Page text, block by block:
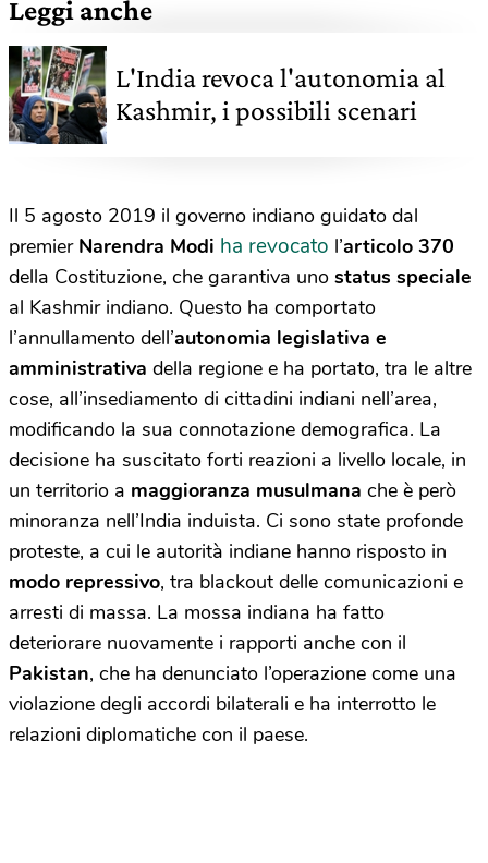
Leggi anche
L'India revoca l'autonomia al
Kashmir, i possibili scenari
Il 5 agosto 2019 il governo indiano guidato dal
premier Narendra Modi ha revocato l’articolo 370
della Costituzione, che garantiva uno status speciale
al Kashmir indiano. Questo ha comportato
l’annullamento dell’autonomia legislativa e
amministrativa della regione e ha portato, tra le altre
cose, all’insediamento di cittadini indiani nell’area,
modificando la sua connotazione demografica. La
decisione ha suscitato forti reazioni a livello locale, in
un territorio a maggioranza musulmana che è però
minoranza nell’India induista. Ci sono state profonde
proteste, a cui le autorità indiane hanno risposto in
modo repressivo, tra blackout delle comunicazioni e
arresti di massa. La mossa indiana ha fatto
deteriorare nuovamente i rapporti anche con il
Pakistan, che ha denunciato l’operazione come una
violazione degli accordi bilaterali e ha interrotto le
relazioni diplomatiche con il paese.